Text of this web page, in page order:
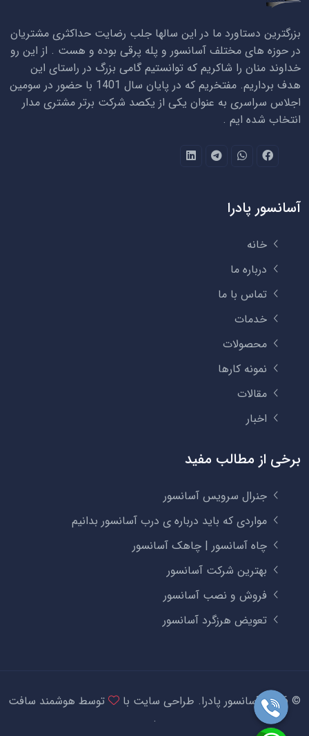
بزرگترین دستاورد ما در این سالها جلب رضایت حداکثری مشتریان
در حوزه های مختلف آسانسور و پله پرقی بوده و هست . از این رو
خداوند منان را شاکریم که توانستیم گامی بزرگ در راستای این
هدف برداریم. مفتخریم که در پایان سال 1401 با حضور در سومین
اجلاس سراسری به عنوان یکی از یکصد شرکت برتر مشتری مدار
انتخاب شده ایم .
آسانسور پادرا
خانه
درباره ما
تماس با ما
خدمات
محصولات
نمونه کارها
مقالات
اخبار
برخی از مطالب مفید
جنرال سرویس آسانسور
مواردی که باید درباره ی درب آسانسور بدانیم
چاه آسانسور | چاهک آسانسور
بهترین شرکت آسانسور
فروش و نصب آسانسور
تعویض هرزگرد آسانسور
© 2026 آسانسور پادرا. طراحی سایت با توسط هوشمند سافت
.